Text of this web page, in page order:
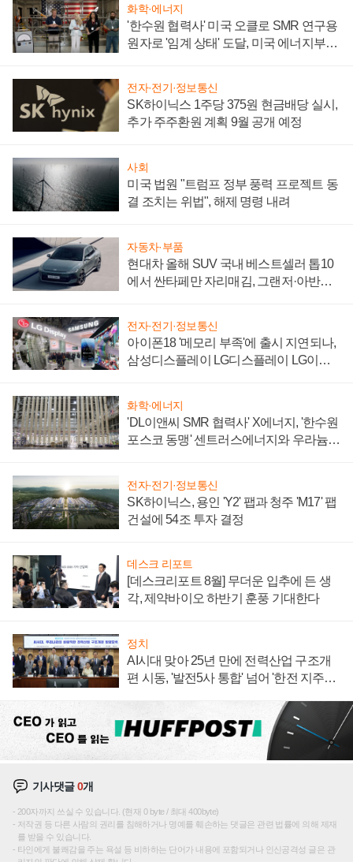
화학·에너지
'한수원 협력사' 미국 오클로 SMR 연구용
원자로 '임계 상태' 도달, 미국 에너지부
전자·전기·정보통신
SK하이닉스 1주당 375원 현금배당 실시,
추가 주주환원 계획 9월 공개 예정
사회
미국 법원 "트럼프 정부 풍력 프로젝트 동
결 조치는 위법", 해제 명령 내려
자동차·부품
현대차 올해 SUV 국내 베스트셀러 톱10
에서 싼타페만 자리매김, 그랜저·아반떼
전자·전기·정보통신
아이폰18 '메모리 부족'에 출시 지연되나,
삼성디스플레이 LG디스플레이 LG이노
화학·에너지
'DL이앤씨 SMR 협력사' X에너지, '한수원
포스코 동맹' 센트러스에너지와 우라늄
전자·전기·정보통신
SK하이닉스, 용인 'Y2' 팹과 청주 'M17' 팹
건설에 54조 투자 결정
데스크 리포트
[데스크리포트 8월] 무더운 입추에 든 생
각, 제약바이오 하반기 훈풍 기대한다
정치
AI시대 맞아 25년 만에 전력산업 구조개
편 시동, '발전5사 통합' 넘어 '한전 지주사'
기사댓글0개
200자까지 쓰실 수 있습니다. (현재 0 byte / 최대 400byte)
저작권 등 다른 사람의 권리를 침해하거나 명예를 훼손하는 댓글은 관련 법률에 의해 제재
를 받을 수 있습니다.
타인에게 불쾌감을 주는 욕설 등 비하하는 단어가 내용에 포함되거나 인신공격성 글은 관